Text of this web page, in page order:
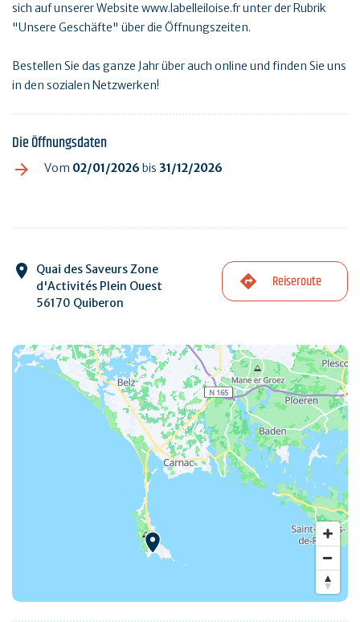
sich auf unserer Website www.labelleiloise.fr unter der Rubrik
"Unsere Geschäfte" über die Öffnungszeiten.
Bestellen Sie das ganze Jahr über auch online und finden Sie uns
in den sozialen Netzwerken!
Die Öffnungsdaten
Vom 02/01/2026 bis 31/12/2026
Quai des Saveurs Zone
d'Activités Plein Ouest
56170 Quiberon
Reiseroute